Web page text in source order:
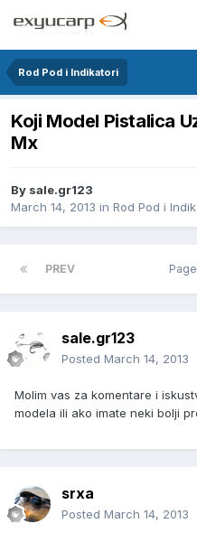
Rod Pod i Indikatori
Koji Model Pistalica
Mx
By sale.gr123
March 14, 2013 in Rod Pod i
PREV
sale.gr123
Posted March 14, 2013
Molim vas za komentare i
modela ili ako imate neki bolji
srxa
Posted March 14, 2013